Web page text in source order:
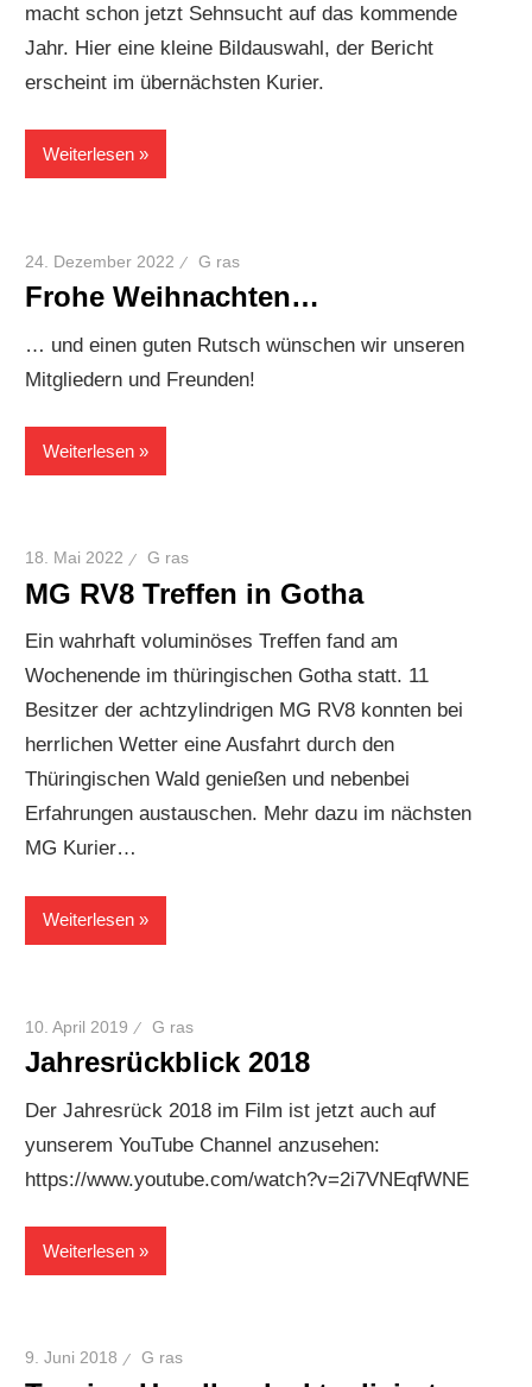
macht schon jetzt Sehnsucht auf das kommende
Jahr. Hier eine kleine Bildauswahl, der Bericht
erscheint im übernächsten Kurier.
Weiterlesen
24. Dezember 2022 G ras
Frohe Weihnachten…
… und einen guten Rutsch wünschen wir unseren
Mitgliedern und Freunden!
Weiterlesen
18. Mai 2022 G ras
MG RV8 Treffen in Gotha
Ein wahrhaft voluminöses Treffen fand am
Wochenende im thüringischen Gotha statt. 11
Besitzer der achtzylindrigen MG RV8 konnten bei
herrlichen Wetter eine Ausfahrt durch den
Thüringischen Wald genießen und nebenbei
Erfahrungen austauschen. Mehr dazu im nächsten
MG Kurier…
Weiterlesen
10. April 2019 G ras
Jahresrückblick 2018
Der Jahresrück 2018 im Film ist jetzt auch auf
yunserem YouTube Channel anzusehen:
https://www.youtube.com/watch?v=2i7VNEqfWNE
Weiterlesen
9. Juni 2018 G ras